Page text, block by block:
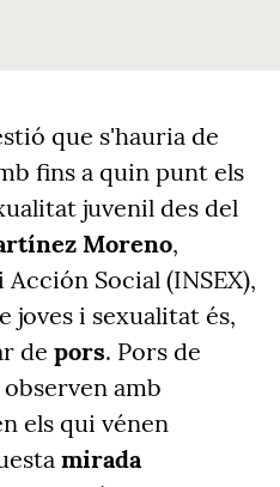
que s'hauria de
fins a quin punt els
juvenil des del
Moreno,
Social (INSEX),
joves i sexualitat és,
de pors. Pors de
amb
els qui vénen
mirada